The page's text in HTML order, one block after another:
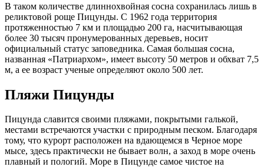
В таком количестве длиннохвойная сосна сохранилась лишь в
реликтовой роще Пицунды. С 1962 года территория
протяженностью 7 км и площадью 200 га, насчитывающая
более 30 тысяч пронумерованных деревьев, носит
официальный статус заповедника. Самая большая сосна,
названная «Патриархом», имеет высоту 50 метров и обхват 7,5
м, а ее возраст ученые определяют около 500 лет.
Пляжи Пицунды
Пицунда славится своими пляжами, покрытыми галькой,
местами встречаются участки с природным песком. Благодаря
тому, что курорт расположен на вдающемся в Черное море
мысе, здесь практически не бывает волн, а заход в море очень
плавный и пологий. Море в Пицунде самое чистое на